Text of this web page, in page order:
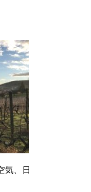
気、日